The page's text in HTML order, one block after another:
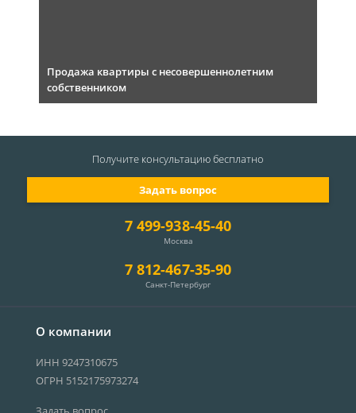
Продажа квартиры с несовершеннолетним
собственником
О компании
ИНН 9247310675
ОГРН 5152175973274
7 499-938-45-40
Москва
7 812-467-35-90
Санкт-Петербург
Задать вопрос
Получите консультациюбесплатно